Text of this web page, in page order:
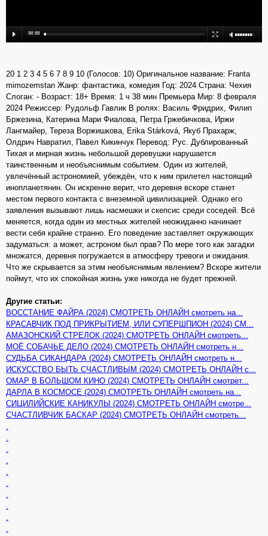
20 1 2 3 4 5 6 7 8 9 10 (Голосов: 10) Оригинальное название: Franta
mimozemstan Жанр: фантастика, комедия Год: 2024 Страна: Чехия
Слоган: - Возраст: 18+ Время: 1 ч 38 мин Премьера Мир: 8 февраля
2024 Режиссер: Рудольф Гавлик В ролях: Василь Фридрих, Филип
Бржезина, Катерина Мари Фиалова, Петра Гржебичкова, Иржи
Лангмайер, Тереза Воржишкова, Erika Stárková, Якуб Прахарж,
Олдрич Навратил, Павел Кикинчук Перевод: Рус. Дублированный
Тихая и мирная жизнь небольшой деревушки нарушается
таинственным и необъяснимым событием. Один из жителей,
увлечённый астрономией, убеждён, что к ним прилетел настоящий
инопланетянин. Он искренне верит, что деревня вскоре станет
местом первого контакта с внеземной цивилизацией. Однако его
заявления вызывают лишь насмешки и скепсис среди соседей. Всё
меняется, когда один из местных жителей неожиданно начинает
вести себя крайне странно. Его поведение заставляет окружающих
задуматься: а может, астроном был прав? По мере того как загадки
множатся, деревня погружается в атмосферу тревоги и ожидания.
Что же скрывается за этим необъяснимым явлением? Вскоре жители
поймут, что их спокойная жизнь уже никогда не будет прежней.
Другие статьи:
ВОССТАНИЕ ФАЙРА (2024) СМОТРЕТЬ ОНЛАЙН смотреть на...
КРАСАВЧИК ПОД ПРИКРЫТИЕМ, ИЛИ СУПЕРШПИОН (2024) СМ...
АМАЗОНСКИЙ СТРЕЛОК (2024) СМОТРЕТЬ ОНЛАЙН смотреть...
МОЁ СОБАЧЬЕ ДЕЛО (2024) СМОТРЕТЬ ОНЛАЙН смотреть н...
СУДЬБА СИКАНДАРА (2024) СМОТРЕТЬ ОНЛАЙН смотреть н...
ИСКУССТВО БЫТЬ СЧАСТЛИВЫМ (2024) СМОТРЕТЬ ОНЛАЙН с...
ОМАР В БОЛЬШОМ КИНО (2024) СМОТРЕТЬ ОНЛАЙН смотрет...
ДАРЛА В КОСМОСЕ (2024) СМОТРЕТЬ ОНЛАЙН смотреть на...
СИЦИЛИЙСКИЕ КАНИКУЛЫ (2024) СМОТРЕТЬ ОНЛАЙН смотре...
СЧАСТЛИВЧИК БАСКАР (2024) СМОТРЕТЬ ОНЛАЙН смотреть...